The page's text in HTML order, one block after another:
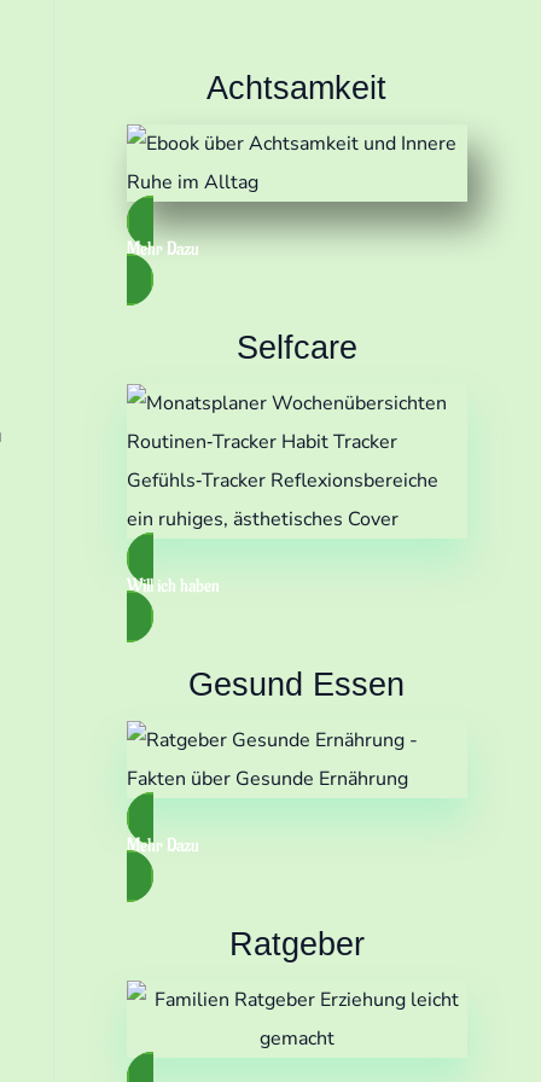
Achtsamkeit
Mehr Dazu
Selfcare
Will ich haben
Gesund Essen
Mehr Dazu
Ratgeber